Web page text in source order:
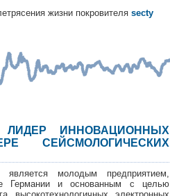
жизни покровителя secty
- ЛИДЕР ИННОВАЦИОННЫХ
СЕЙСМОЛОГИЧЕСКИХ
является молодым предприятием,
Германии и основанным с целью